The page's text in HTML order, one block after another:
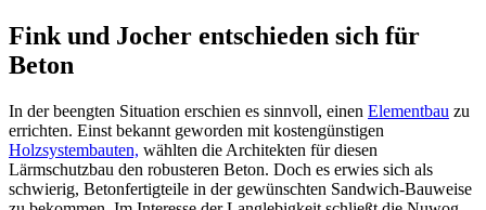
Fink und Jocher entschieden sich für
Beton
In der beengten Situation erschien es sinnvoll, einen Elementbau zu
errichten. Einst bekannt geworden mit kostengünstigen
Holzsystembauten, wählten die Architekten für diesen
Lärmschutzbau den robusteren Beton. Doch es erwies sich als
schwierig, Betonfertigteile in der gewünschten Sandwich-Bauweise